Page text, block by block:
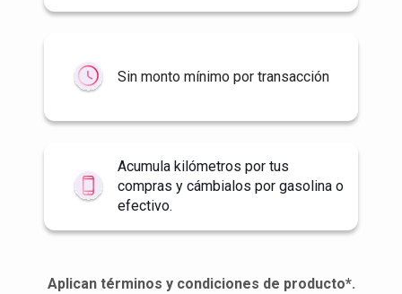
Sin monto mínimo por transacción
Acumula kilómetros por tus
compras y cámbialos por gasolina o
efectivo.
Aplican términos y condiciones de producto*.